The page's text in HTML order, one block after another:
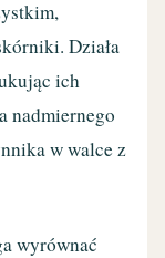
Działa
ich
nadmiernego
w walce z
wyrównać